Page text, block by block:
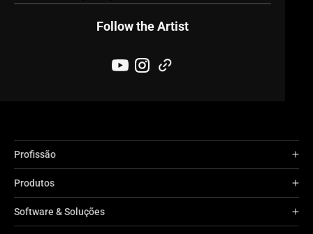
Follow the Artist
Profissão
Produtos
Software & Soluções